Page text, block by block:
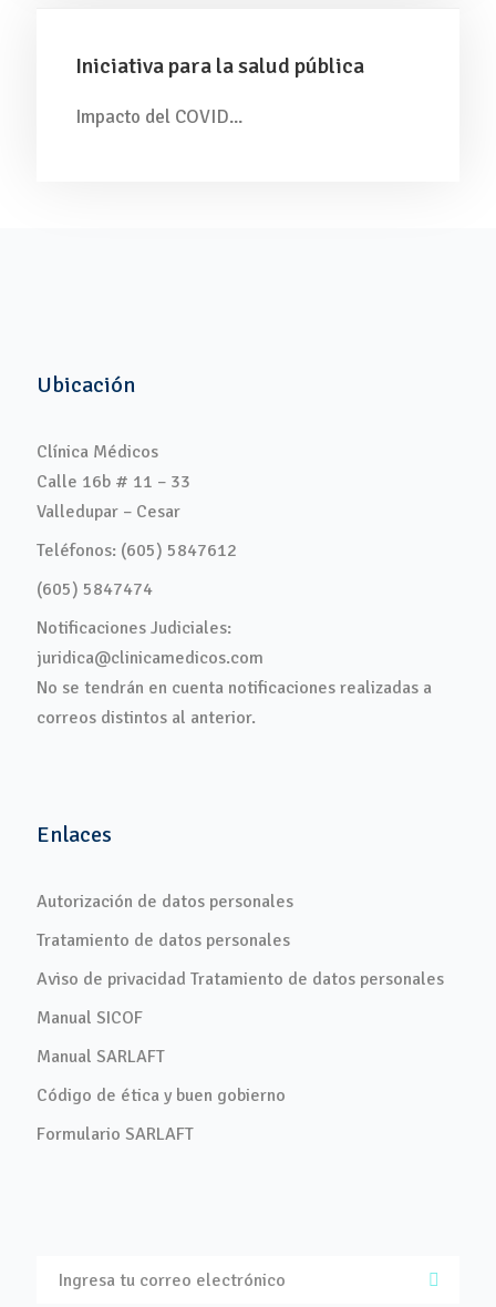
Iniciativa para la salud pública
Impacto del COVID...
Ubicación
Clínica Médicos
Calle 16b # 11 – 33
Valledupar – Cesar
Teléfonos: (605) 5847612
(605) 5847474
Notificaciones Judiciales:
juridica@clinicamedicos.com
No se tendrán en cuenta notificaciones realizadas a
correos distintos al anterior.
Enlaces
Autorización de datos personales
Tratamiento de datos personales
Aviso de privacidad Tratamiento de datos personales
Manual SICOF
Manual SARLAFT
Código de ética y buen gobierno
Formulario SARLAFT